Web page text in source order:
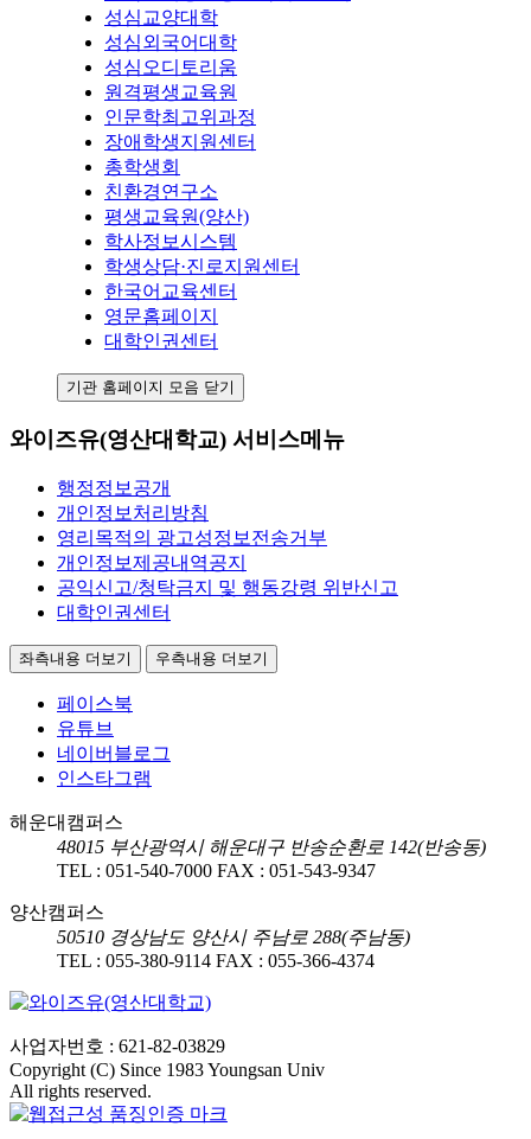
성심교양대학
성심외국어대학
성심오디토리움
원격평생교육원
인문학최고위과정
장애학생지원센터
총학생회
친환경연구소
평생교육원(양산)
학사정보시스템
학생상담·진로지원센터
한국어교육센터
영문홈페이지
대학인권센터
기관 홈페이지 모음 닫기
와이즈유(영산대학교) 서비스메뉴
행정정보공개
개인정보처리방침
영리목적의 광고성정보전송거부
개인정보제공내역공지
공익신고/청탁금지 및 행동강령 위반신고
대학인권센터
좌측내용 더보기 우측내용 더보기
페이스북
유튜브
네이버블로그
인스타그램
해운대캠퍼스
48015 부산광역시 해운대구 반송순환로 142(반송동)
TEL : 051-540-7000 FAX : 051-543-9347
양산캠퍼스
50510 경상남도 양산시 주남로 288(주남동)
TEL : 055-380-9114 FAX : 055-366-4374
사업자번호 : 621-82-03829
Copyright (C) Since 1983 Youngsan Univ
All rights reserved.